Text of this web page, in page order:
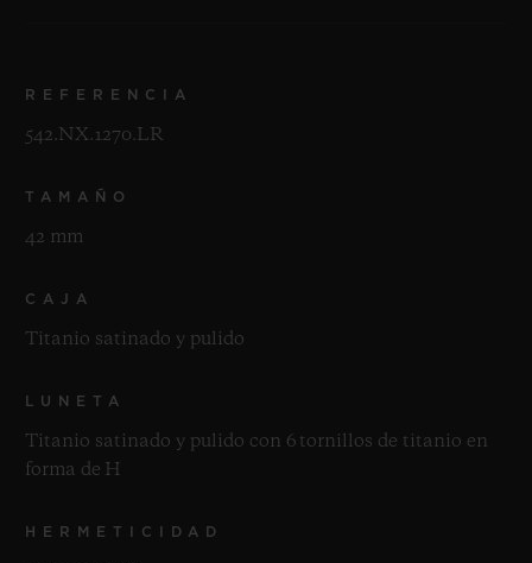
REFERENCIA
542.NX.1270.LR
TAMAÑO
42 mm
CAJA
Titanio satinado y pulido
LUNETA
Titanio satinado y pulido con 6 tornillos de titanio en
forma de H
HERMETICIDAD